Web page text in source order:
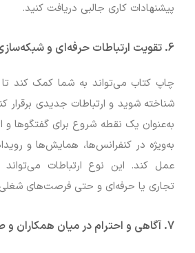
پیشنهادات کاری جالبی دریافت کنید.
6. تقویت ارتباطات حرفه‌ای و
چاپ کتاب می‌تواند به شما کمک کند
شناخته شوید و ارتباطات جدیدی برقرار
به‌عنوان یک نقطه شروع برای گفتگوها و
به‌ویژه در کنفرانس‌ها، همایش‌ها و
عمل کند. این نوع ارتباطات
تجاری یا حرفه‌ای و حتی فرصت‌های
7. آگاهی و احترام در میان همکاران